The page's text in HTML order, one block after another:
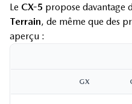
Le CX-5 propose davantage
Terrain, de même que des
aperçu :
GX